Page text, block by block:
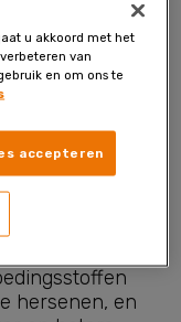
om u de
met uw
met
geeft
verminderen
hersenen, en
u akkoord met het
van
en om ons te
accepteren